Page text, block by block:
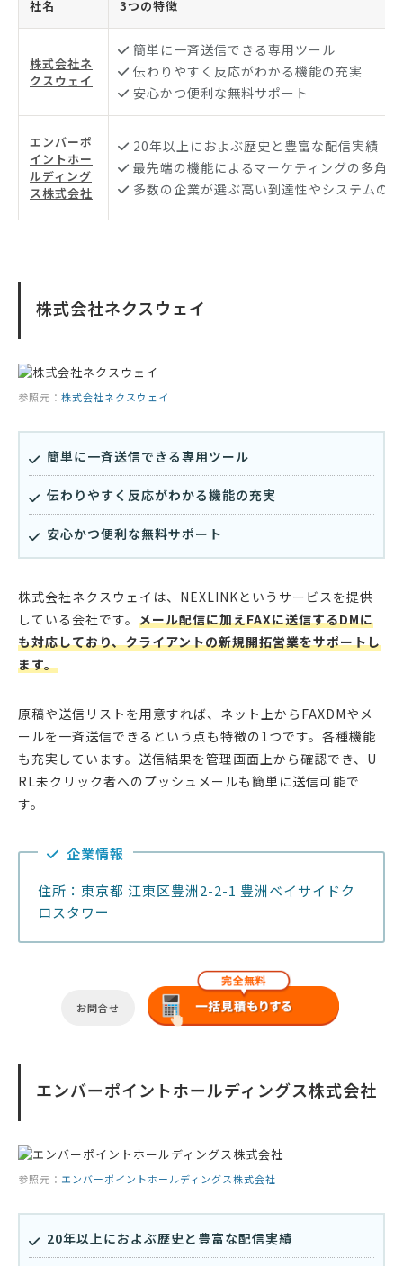
社名 3つの特徴
株式会社ネ
クスウェイ
簡単に一斉送信できる専用ツール
伝わりやすく反応がわかる機能の充実
安心かつ便利な無料サポート
エンバーポ
イントホー
ルディング
ス株式会社
20年以上におよぶ歴史と豊富な配信実績
最先端の機能によるマーケティングの多角
多数の企業が選ぶ高い到達性やシステムの
株式会社ネクスウェイ
参照元： 株式会社ネクスウェイ
簡単に一斉送信できる専用ツール
伝わりやすく反応がわかる機能の充実
安心かつ便利な無料サポート
株式会社ネクスウェイは、NEXLINKというサービスを提供
している会社です。 メール配信に加えFAXに送信するDMに
も対応しており、クライアントの新規開拓営業をサポートし
ます。
原稿や送信リストを用意すれば、ネット上からFAXDMやメ
ールを一斉送信できるという点も特徴の1つです。各種機能
も充実しています。送信結果を管理画面上から確認でき、U
RL未クリック者へのプッシュメールも簡単に送信可能で
す。
企業情報
住所：東京都 江東区豊洲2-2-1 豊洲ベイサイドク
ロスタワー
お問合せ
エンバーポイントホールディングス株式会社
参照元： エンバーポイントホールディングス株式会社
20年以上におよぶ歴史と豊富な配信実績